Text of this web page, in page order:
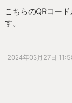
こちらのQRコー
す。
2024年03月27日